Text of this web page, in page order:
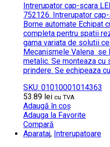
Intrerupator cap-scara
752126. Intrerupator
Borne automate Echipat
completa pentru spatii
gama variata de solutii
Mecanismele Valena se
metalic. Se monteaza cu
prindere. Se echipeaza
SKU: 01010001014363
53.89 lei cu TVA
Adaugă în coș
Adauga la Favorite
Compară
Aparataj, Intrerupatoare